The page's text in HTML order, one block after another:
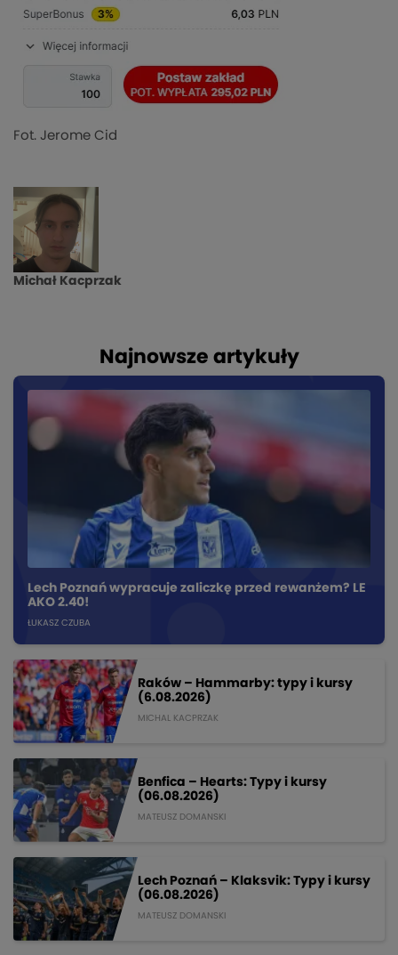
Fot. Jerome Cid
Michał Kacprzak
Najnowsze artykuły
Lech Poznań wypracuje zaliczkę przed rewanżem? LE
AKO 2.40!
ŁUKASZ CZUBA
Raków – Hammarby: typy i kursy
(6.08.2026)
MICHAL KACPRZAK
Benfica – Hearts: Typy i kursy
(06.08.2026)
MATEUSZ DOMANSKI
Lech Poznań – Klaksvik: Typy i kursy
(06.08.2026)
MATEUSZ DOMANSKI